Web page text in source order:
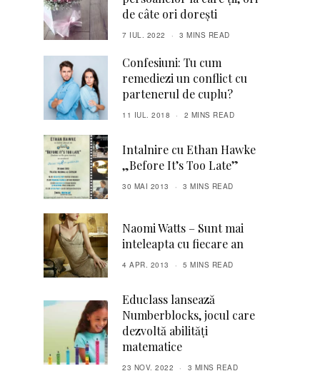
de câte ori dorești
7 IUL. 2022 3 MINS READ
Confesiuni: Tu cum
remediezi un conflict cu
partenerul de cuplu?
11 IUL. 2018 2 MINS READ
Intalnire cu Ethan Hawke
„Before It’s Too Late”
30 MAI 2013 3 MINS READ
Naomi Watts – Sunt mai
inteleapta cu fiecare an
4 APR. 2013 5 MINS READ
Educlass lansează
Numberblocks, jocul care
dezvoltă abilități
matematice
23 NOV. 2022 3 MINS READ